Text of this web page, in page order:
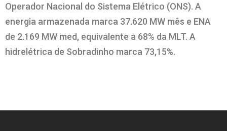
Operador Nacional do Sistema Elétrico (ONS). A
energia armazenada marca 37.620 MW mês e ENA
de 2.169 MW med, equivalente a 68% da MLT. A
hidrelétrica de Sobradinho marca 73,15%.